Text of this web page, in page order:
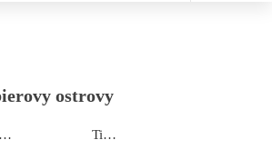
ostrovy
Rangiroa Tikehau